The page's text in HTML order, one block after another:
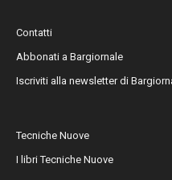
Contatti
Abbonati a Bargiornale
Iscriviti alla newsletter di
Tecniche Nuove
I libri Tecniche Nuove